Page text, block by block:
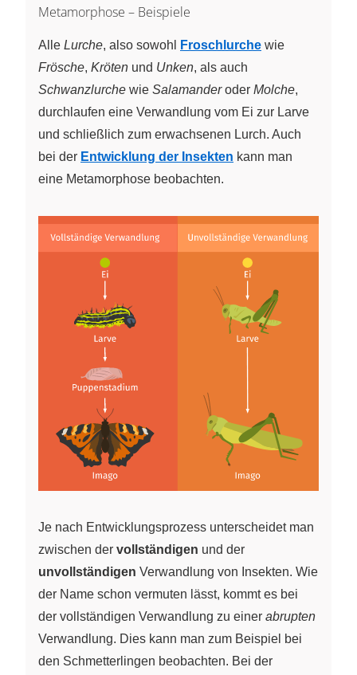
Metamorphose – Beispiele
Alle Lurche, also sowohl Froschlurche wie
Frösche, Kröten und Unken, als auch
Schwanzlurche wie Salamanderoder Molche,
durchlaufen eine Verwandlung vom Ei zur Larve
und schließlich zum erwachsenen Lurch. Auch
bei der Entwicklung der Insekten kann man
eine Metamorphose beobachten.
Je nach Entwicklungsprozess unterscheidet man
zwischen der vollständigen und der
unvollständigen Verwandlung von Insekten. Wie
der Name schon vermuten lässt, kommt es bei
der vollständigen Verwandlung zu einer abrupten
Verwandlung. Dies kann man zum Beispiel bei
den Schmetterlingen beobachten. Bei der